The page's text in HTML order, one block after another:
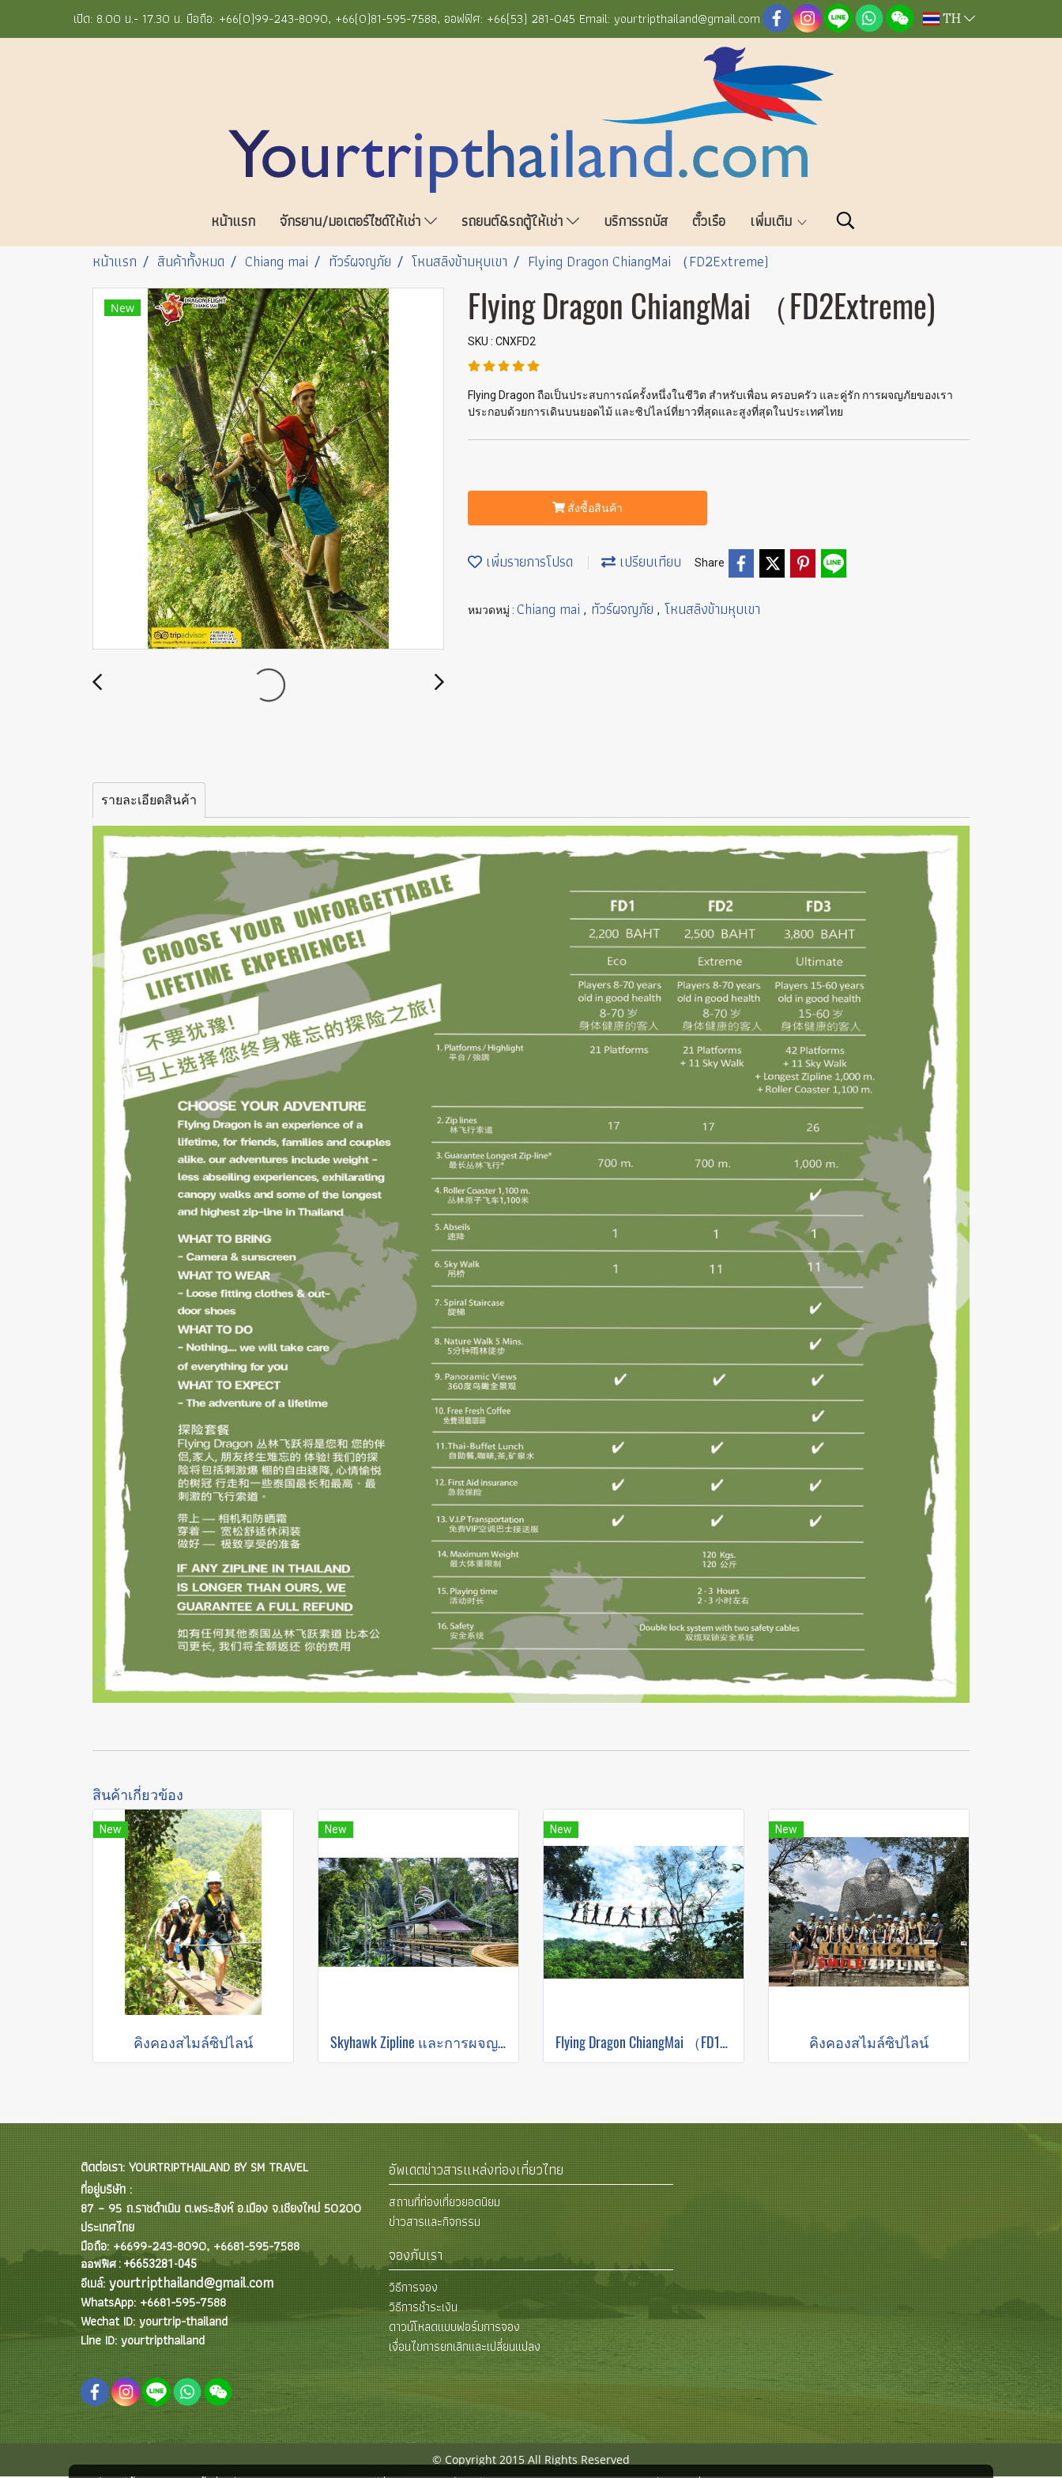
เปิด: 8.00 น.- 17.30 น. มือถือ: +66(0)99-243-8090, +66(0)81-595-7588, ออฟฟิศ: +66(53) 281-045 Email: yourtripthailand@gmail.com TH
หน้าแรก จักรยาน/มอเตอร์ไซด์ให้เช่า รถยนต์&รถตู้ให้เช่า บริการรถบัส ตั๋วเรือ
เพิ่มเติม
หน้าแรก
สินค้าทั้งหมด Chiang mai ทัวร์ผจญภัย โหนสลิงข้ามหุบเขา Flying Dragon ChiangMai （FD2Extreme)
New Flying Dragon ChiangMai （FD2Extreme)
SKU : CNXFD2
Flying Dragon ถือเป็นประสบการณ์ครั้งหนึ่งในชีวิต สำหรับเพื่อน ครอบครัว และคู่รัก การผจญภัยของเรา
ประกอบด้วยการเดินบนยอดไม้ และซิปไลน์ที่ยาวที่สุดและสูงที่สุดในประเทศไทย
สั่งซื้อสินค้า
เพิ่มรายการโปรด เปรียบเทียบ Share
หมวดหมู่ : Chiang mai , ทัวร์ผจญภัย , โหนสลิงข้ามหุบเขา
รายละเอียดสินค้า
สินค้าเกี่ยวข้อง
New
คิงคองสไมล์ซิปไลน์
New
Skyhawk Zipline และการผจญภัย ATV (FULL COURSE)
New
Flying Dragon ChiangMai （FD1ECO)
New
คิงคองสไมล์ซิปไลน์
ติดต่อเรา: YOURTRIPTHAILAND BY SM TRAVEL
ที่อยู่บริษัท :
87 – 95 ถ.ราชดำเนิน ต.พระสิงห์ อ.เมือง จ.เชียงใหม่ 50200
ประเทศไทย
มือถือ: +6699-243-8090, +6681-595-7588
ออฟฟิศ : +6653281-045
อีเมล์: yourtripthailand@gmail.com
WhatsApp: +6681-595-7588
Wechat ID: yourtrip-thailand
Line ID: yourtripthailand
อัพเดตข่าวสารแหล่งท่องเที่ยวไทย
สถานที่ท่องเที่ยวยอดนิยม
ข่าวสารและกิจกรรม
จองกับเรา
วิธีการจอง
วิธีการชำระเงิน
ดาวน์โหลดแบบฟอร์มการจอง
เงื่อนไขการยกเลิกและเปลี่ยนแปลง
© Copyright 2015 All Rights Reserved